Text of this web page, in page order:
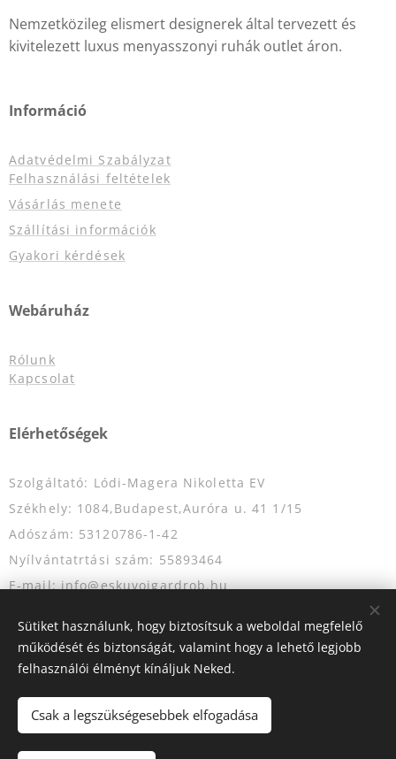
Nemzetközileg elismert designerek által tervezett és
kivitelezett luxus menyasszonyi ruhák outlet áron.
Információ
Adatvédelmi Szabályzat
Felhasználási feltételek
Vásárlás menete
Szállítási információk
Gyakori kérdések
Webáruház
Rólunk
Kapcsolat
Elérhetőségek
Szolgáltató: Lódi-Magera Nikoletta EV
Székhely: 1084,Budapest,Auróra u. 41 1/15
Adószám: 53120786-1-42
Nyílvántatrtási szám: 55893464
E-mail: info@eskuvoigardrob.hu
Az oldalt a Webnode működteti
Sütiket használunk, hogy biztosítsuk a weboldal megfelelő
működését és biztonságát, valamint hogy a lehető legjobb
felhasználói élményt kínáljuk Neked.
Csak a legszükségesebbek elfogadása